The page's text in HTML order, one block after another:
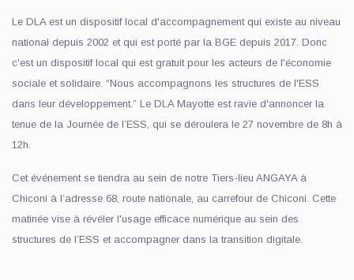
Le DLA est un dispositif local d'accompagnement qui existe au niveau
national depuis 2002 et qui est porté par la BGE depuis 2017. Donc
c'est un dispositif local qui est gratuit pour les acteurs de l'économie
sociale et solidaire. “Nous accompagnons les structures de l'ESS
dans leur développement.” Le DLA Mayotte est ravie d'annoncer la
tenue de la Journée de l’ESS, qui se déroulera le 27 novembre de 8h à
12h.
Cet événement se tiendra au sein de notre Tiers-lieu ANGAYA à
Chiconi à l’adresse 68, route nationale, au carrefour de Chiconi. Cette
matinée vise à révéler l'usage efficace numérique au sein des
structures de l’ESS et accompagner dans la transition digitale.